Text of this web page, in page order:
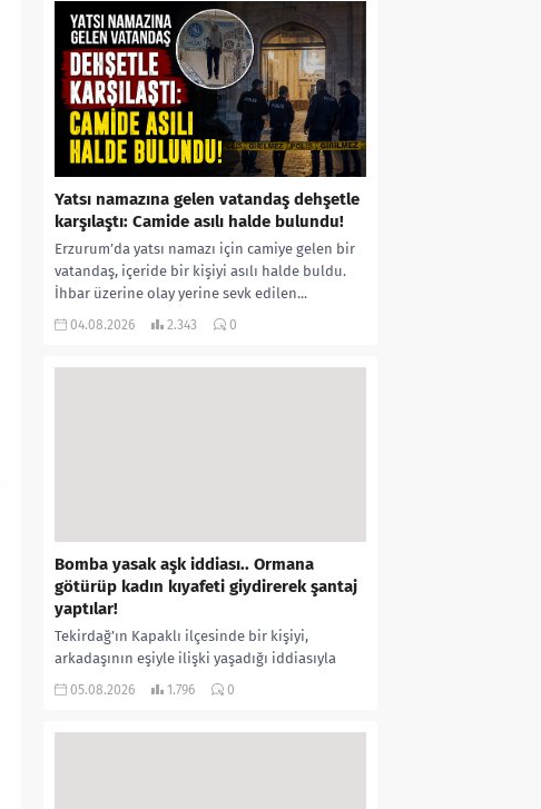
Yatsı namazına gelen vatandaş dehşetle
karşılaştı: Camide asılı halde bulundu!
Erzurum’da yatsı namazı için camiye gelen bir
vatandaş, içeride bir kişiyi asılı halde buldu.
İhbar üzerine olay yerine sevk edilen...
04.08.2026 2.343 0
Bomba yasak aşk iddiası.. Ormana
götürüp kadın kıyafeti giydirerek şantaj
yaptılar!
Tekirdağ’ın Kapaklı ilçesinde bir kişiyi,
arkadaşının eşiyle ilişki yaşadığı iddiasıyla
ormanlık alana götürerek zorla kadın
05.08.2026 1.796 0